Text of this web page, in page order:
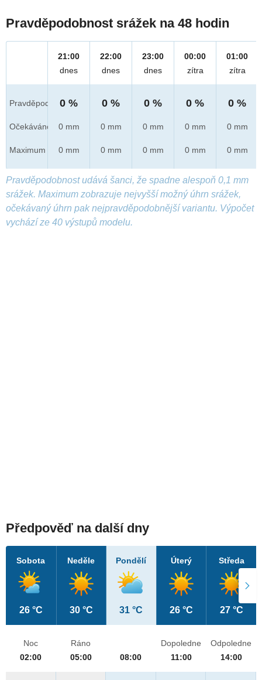
Pravděpodobnost srážek na 48 hodin
Pravděpod.
Očekáváno
Maximum
21:00
dnes
0 %
0 mm
0 mm
22:00
dnes
0 %
0 mm
0 mm
23:00
dnes
0 %
0 mm
0 mm
00:00
zítra
0 %
0 mm
0 mm
01:00
zítra
0 %
0 mm
0 mm
Pravděpodobnost udává šanci, že spadne alespoň 0,1 mm
srážek. Maximum zobrazuje nejvyšší možný úhrn srážek,
očekávaný úhrn pak nejpravděpodobnější variantu. Výpočet
vychází ze 40 výstupů modelu.
Předpověď na další dny
Sobota
26 °C
Neděle
30 °C
Pondělí
31 °C
Úterý
26 °C
Středa
27 °C
Noc
02:00
Ráno
05:00
08:00
Dopoledne
11:00
Odpoledne
14:00